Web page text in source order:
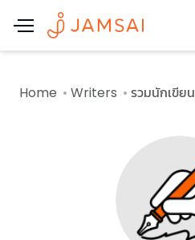
Home Writers รวมนักเขียน